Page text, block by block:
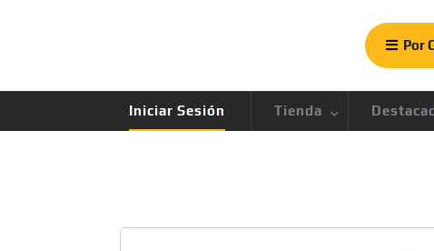
Por
Iniciar Sesión Tienda